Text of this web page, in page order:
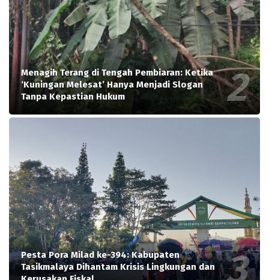
Menagih Terang di Tengah Pembiaran: Ketika
‘Kuningan Melesat’ Hanya Menjadi Slogan
Tanpa Kepastian Hukum
Pesta Pora Milad ke-394: Kabupaten
Tasikmalaya Dihantam Krisis Lingkungan dan